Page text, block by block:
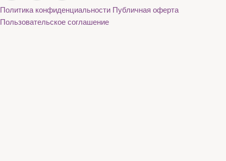
Политика конфиденциальности Публичная оферта
Пользовательское соглашение